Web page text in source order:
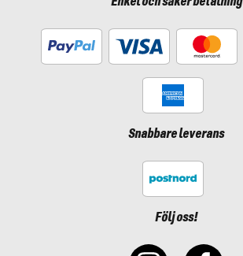
Snabbare leverans
Följ oss!